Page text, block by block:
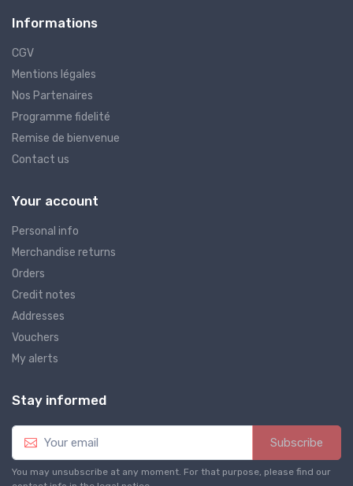
Informations
CGV
Mentions légales
Nos Partenaires
Programme fidelité
Remise de bienvenue
Contact us
Your account
Personal info
Merchandise returns
Orders
Credit notes
Addresses
Vouchers
My alerts
Stay informed
Subscribe
You may unsubscribe at any moment. For that purpose, please find our